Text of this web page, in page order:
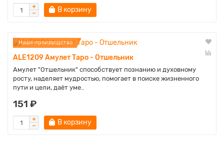
В корзину
Наше производство
ALE1209 Амулет Таро - Отшельник
Амулет "Отшельник" способствует познанию и духовному
росту, наделяет мудростью, помогает в поиске жизненного
пути и цели, даёт уме..
151 ₽
В корзину